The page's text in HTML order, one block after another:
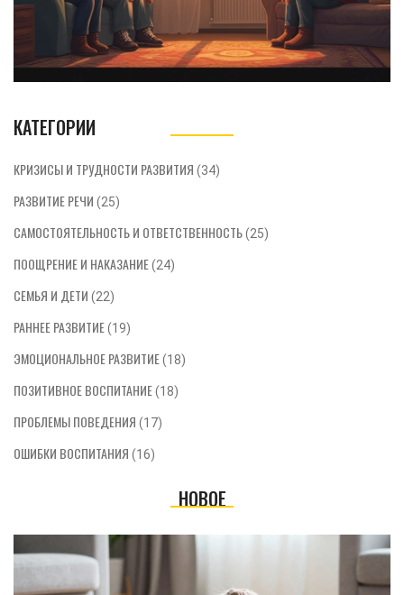
КАТЕГОРИИ
КРИЗИСЫ И ТРУДНОСТИ РАЗВИТИЯ (34)
РАЗВИТИЕ РЕЧИ (25)
САМОСТОЯТЕЛЬНОСТЬ И ОТВЕТСТВЕННОСТЬ(25)
ПООЩРЕНИЕ И НАКАЗАНИЕ(24)
СЕМЬЯ И ДЕТИ (22)
РАННЕЕ РАЗВИТИЕ(19)
ЭМОЦИОНАЛЬНОЕ РАЗВИТИЕ(18)
ПОЗИТИВНОЕ ВОСПИТАНИЕ(18)
ПРОБЛЕМЫ ПОВЕДЕНИЯ (17)
ОШИБКИ ВОСПИТАНИЯ (16)
НОВОЕ